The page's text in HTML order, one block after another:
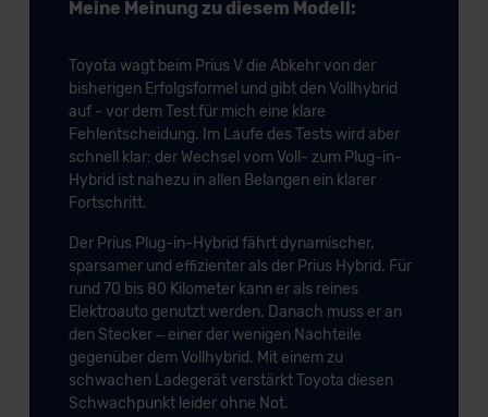
Meine Meinung zu diesem Modell:
Toyota wagt beim Prius V die Abkehr von der
bisherigen Erfolgsformel und gibt den Vollhybrid
auf - vor dem Test für mich eine klare
Fehlentscheidung. Im Laufe des Tests wird aber
schnell klar: der Wechsel vom Voll- zum Plug-in-
Hybrid ist nahezu in allen Belangen ein klarer
Fortschritt.
Der Prius Plug-in-Hybrid fährt dynamischer,
sparsamer und effizienter als der Prius Hybrid. Für
rund 70 bis 80 Kilometer kann er als reines
Elektroauto genutzt werden. Danach muss er an
den Stecker – einer der wenigen Nachteile
gegenüber dem Vollhybrid. Mit einem zu
schwachen Ladegerät verstärkt Toyota diesen
Schwachpunkt leider ohne Not.